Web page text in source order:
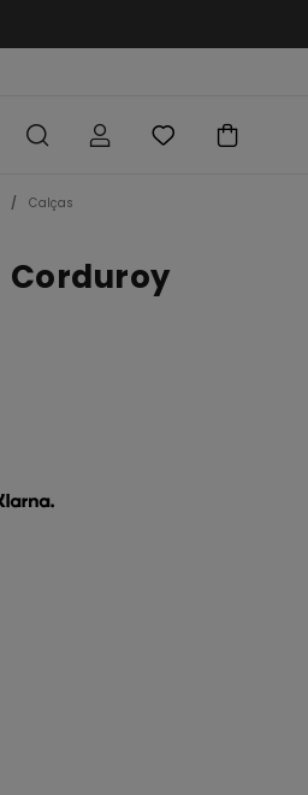
Calças
Corduroy